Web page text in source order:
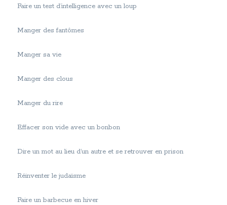
Faire un test d’intelligence avec un loup
Manger des fantômes
Manger sa vie
Manger des clous
Manger du rire
Effacer son vide avec un bonbon
Dire un mot au lieu d’un autre et se retrouver en prison
Réinventer le judaïsme
Faire un barbecue en hiver